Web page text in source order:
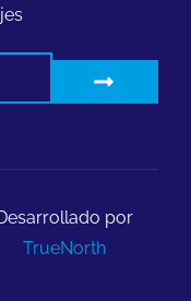
por
TrueNorth